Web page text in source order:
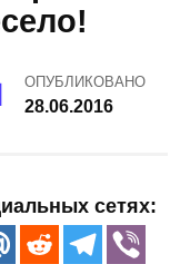
ОПУБЛИКОВАНО
28.06.2016
сетях: